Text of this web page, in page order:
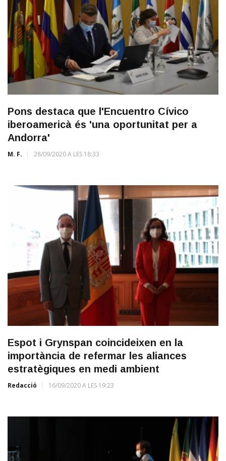
Pons destaca que l'Encuentro Cívico
iberoamericà és 'una oportunitat per a
Andorra'
M. F. 28/09/2020 A LES 18:33
Espot i Grynspan coincideixen en la
importància de refermar les aliances
estratègiques en medi ambient
Redacció 16/09/2020 A LES 19:23